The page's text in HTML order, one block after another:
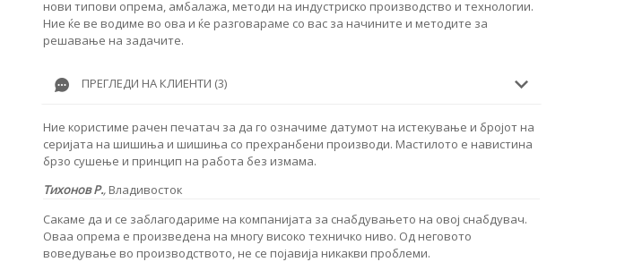
нови типови опрема, амбалажа, методи на индустриско производство и технологии.
Ние ќе ве водиме во ова и ќе разговараме со вас за начините и методите за
решавање на задачите.
ПРЕГЛЕДИ НА КЛИЕНТИ (3)
Ние користиме рачен печатач за да го означиме датумот на истекување и бројот на
серијата на шишиња и шишиња со прехранбени производи. Мастилото е навистина
брзо сушење и принцип на работа без измама.
Тихонов Р., Владивосток
Сакаме да и се заблагодариме на компанијата за снабдувањето на овој снабдувач.
Оваа опрема е произведена на многу високо техничко ниво. Од неговото
воведување во производството, не се појавија никакви проблеми.